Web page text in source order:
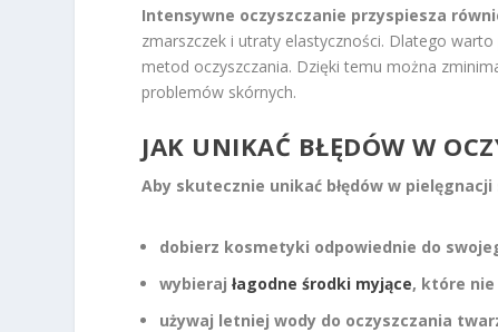
Intensywne oczyszczanie przyspiesza
zmarszczek i utraty elastyczności. Dlatego
metod oczyszczania. Dzięki temu można
problemów skórnych.
JAK UNIKAĆ BŁĘDÓW W
Aby skutecznie unikać błędów w
dobierz kosmetyki odpowiednie do
wybierajłagodne środki myjące, które
używaj letniej wody do oczyszczania